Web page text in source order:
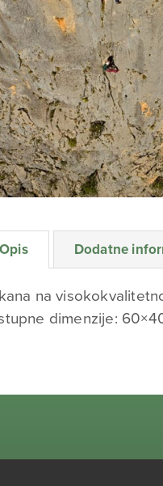
Opis Dodatne
na
dimenzije: